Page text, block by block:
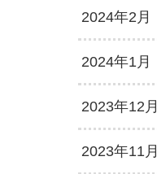
2024年2月
2024年1月
2023年12月
2023年11月